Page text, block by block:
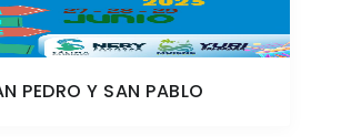
PEDRO Y SAN PABLO